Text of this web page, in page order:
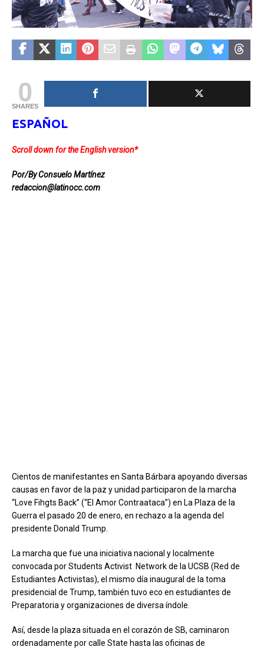
0
SHARES
ESPAÑOL
Scroll down for the English version*
Por/By Consuelo Martínez
redaccion@latinocc.com
Cientos de manifestantes en Santa Bárbara apoyando diversas
causas en favor de la paz y unidad participaron de la marcha
“Love Fihgts Back” (“El Amor Contraataca”) en La Plaza de la
Guerra el pasado 20 de enero, en rechazo a la agenda del
presidente Donald Trump
La marcha que fue una iniciativa nacional y localmente
convocada por Students Activist Network de la UCSB (Red de
Estudiantes Activistas), el mismo día inaugural de la toma
presidencial de Trump, también tuvo eco en estudiantes de
Preparatoria y organizaciones de diversa índole.
Así, desde la plaza situada en el corazón de SB, caminaron
ordenadamente por calle State hasta las oficinas de